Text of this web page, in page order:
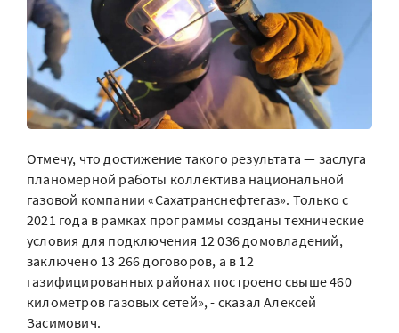
Отмечу, что достижение такого результата — заслуга
планомерной работы коллектива национальной
газовой компании «Сахатранснефтегаз». Только с
2021 года в рамках программы созданы технические
условия для подключения 12 036 домовладений,
заключено 13 266 договоров, а в 12
газифицированных районах построено свыше 460
километров газовых сетей», - сказал Алексей
Засимович.